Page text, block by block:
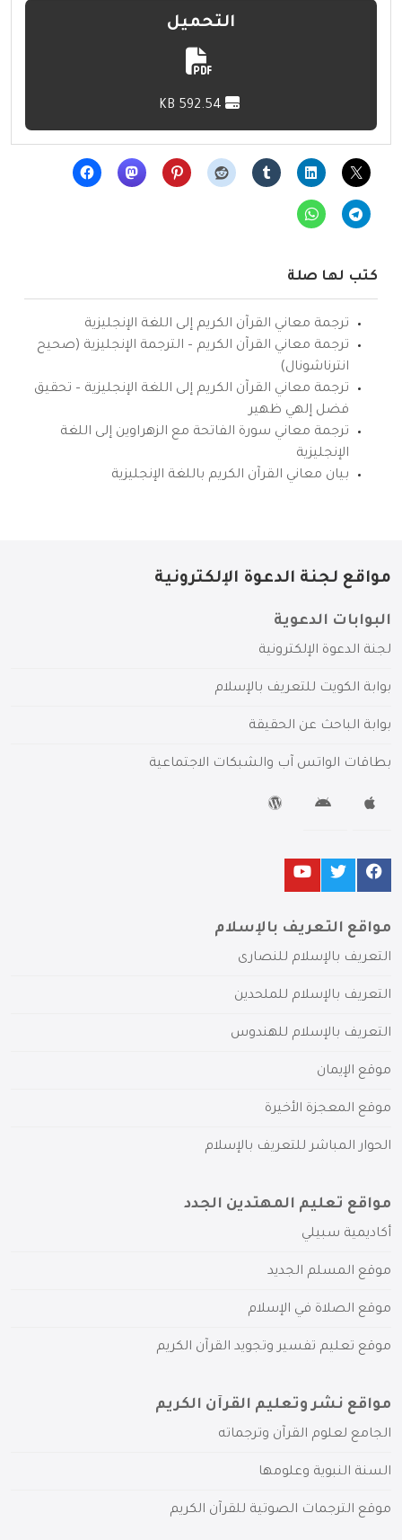
التحميل
كتب لها صلة
ترجمة معاني القرآن الكريم إلى اللغة الإنجليزية
ترجمة معاني القرآن الكريم – الترجمة الإنجليزية (صحيح
انترناشونال)
ترجمة معاني القرآن الكريم إلى اللغة الإنجليزية – تحقيق
فضل إلهي ظهير
ترجمة معاني سورة الفاتحة مع الزهراوين إلى اللغة
الإنجليزية
بيان معاني القرآن الكريم باللغة الإنجليزية
مواقع لجنة الدعوة الإلكترونية
البوابات الدعوية
لجنة الدعوة الإلكترونية
بوابة الكويت للتعريف بالإسلام
بوابة الباحث عن الحقيقة
بطاقات الواتس آب والشبكات الاجتماعية
مواقع التعريف بالإسلام
التعريف بالإسلام للنصارى
التعريف بالإسلام للملحدين
التعريف بالإسلام للهندوس
موقع الإيمان
موقع المعجزة الأخيرة
الحوار المباشر للتعريف بالإسلام
مواقع تعليم المهتدين الجدد
أكاديمية سبيلي
موقع المسلم الجديد
موقع الصلاة في الإسلام
موقع تعليم تفسير وتجويد القرآن الكريم
مواقع نشر وتعليم القرآن الكريم
الجامع لعلوم القرآن وترجماته
السنة النبوية وعلومها
موقع الترجمات الصوتية للقرآن الكريم